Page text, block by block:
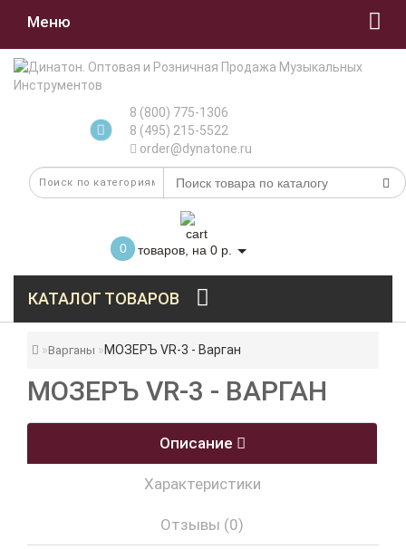
Меню
8 (800) 775-1306
8 (495) 215-5522
order@dynatone.ru
0 товаров, на 0 р.
КАТАЛОГ ТОВАРОВ
Варганы МОЗЕРЪ VR-3 - Варган
МОЗЕРЪ VR-3 - ВАРГАН
Описание
Характеристики
Отзывы (0)